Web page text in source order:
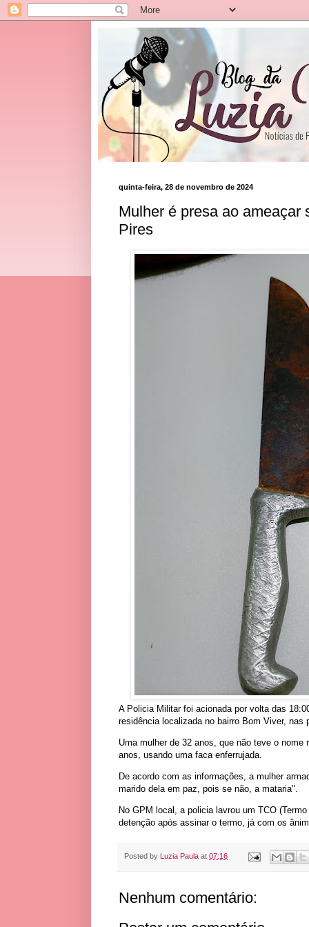
quinta-feira, 28 de novembro de 2024
Mulher é presa ao ameaçar
Pires
A Policia Militar foi acionada por volta das
residência localizada no bairro Bom Viver, nas
Uma mulher de 32 anos, que não teve o
anos, usando uma faca enferrujada.
De acordo com as informações, a mulher
marido dela em paz, pois se não, a mataria".
No GPM local, a policia lavrou um TCO
detenção após assinar o termo, já com os
Posted by Luzia Paula at 07:16
Nenhum comentário: